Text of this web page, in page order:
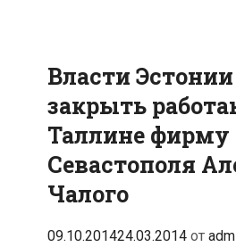
Власти
закрыть
Таллине фирму
Севастополя
Чалого
09.10.201424.03.2014 от